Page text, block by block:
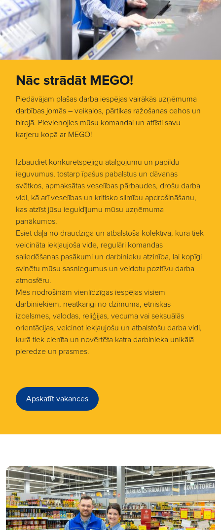
Nāc strādāt MEGO!
Piedāvājam plašas darba iespējas vairākās uzņēmuma
darbības jomās – veikalos, pārtikas ražošanas cehos un
birojā. Pievienojies mūsu komandai un attīsti savu
karjeru kopā ar MEGO!
Izbaudiet konkurētspējīgu atalgojumu un papildu
ieguvumus, tostarp īpašus pabalstus un dāvanas
svētkos, apmaksātas veselības pārbaudes, drošu darba
vidi, kā arī veselības un kritisko slimību apdrošināšanu,
kas atzīst jūsu ieguldījumu mūsu uzņēmuma
panākumos.
Esiet daļa no draudzīga un atbalstoša kolektīva, kurā tiek
veicināta iekļaujoša vide, regulāri komandas
saliedēšanas pasākumi un darbinieku atzinība, lai kopīgi
svinētu mūsu sasniegumus un veidotu pozitīvu darba
atmosfēru.
Mēs nodrošinām vienlīdzīgas iespējas visiem
darbiniekiem, neatkarīgi no dzimuma, etniskās
izcelsmes, valodas, reliģijas, vecuma vai seksuālās
orientācijas, veicinot iekļaujošu un atbalstošu darba vidi,
kurā tiek cienīta un novērtēta katra darbinieka unikālā
pieredze un prasmes.
Apskatīt vakances